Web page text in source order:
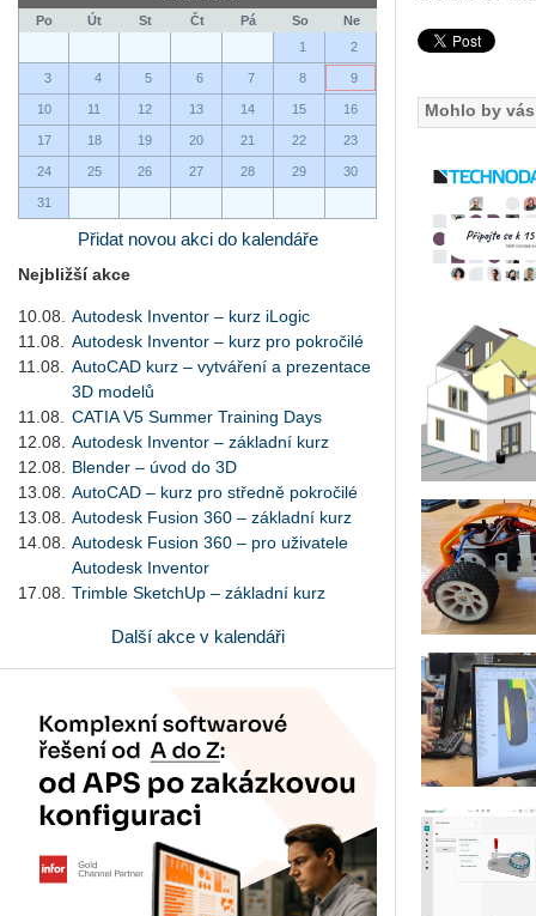
Po Út St Čt Pá So
Ne
1
2
3 4 5 6 7 8 9
10 11 12 13 14 15 16
17 18 19 20 21 22 23
24 25 26 27 28 29 30
31
Přidat novou akci do kalendáře
Nejbližší akce
10.08.
Autodesk Inventor – kurz iLogic
11.08.
Autodesk Inventor – kurz pro pokročilé
11.08.
AutoCAD kurz – vytváření a prezentace
3D modelů
11.08.
CATIA V5 Summer Training Days
12.08.
Autodesk Inventor – základní kurz
12.08.
Blender – úvod do 3D
13.08.
AutoCAD – kurz pro středně pokročilé
13.08.
Autodesk Fusion 360 – základní kurz
14.08.
Autodesk Fusion 360 – pro uživatele
Autodesk Inventor
17.08.
Trimble SketchUp – základní kurz
Další akce v kalendáři
Mohlo by